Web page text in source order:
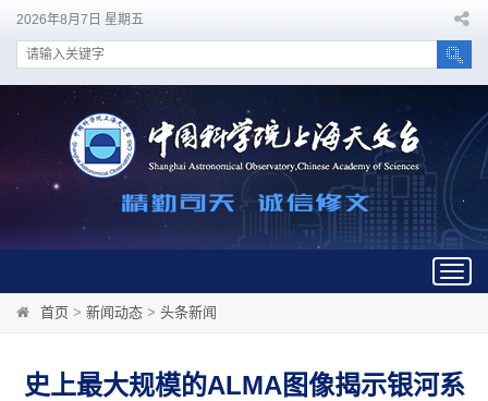
2026年8月7日 星期五
首页 > 新闻动态 > 头条新闻
史上最大规模的ALMA图像揭示银河系